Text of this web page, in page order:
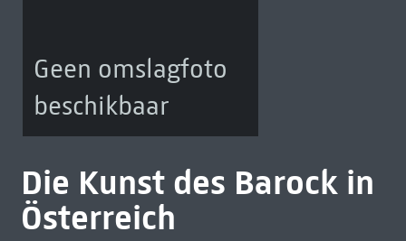
Geen omslagfoto
beschikbaar
Die Kunst des Barock in
Österreich